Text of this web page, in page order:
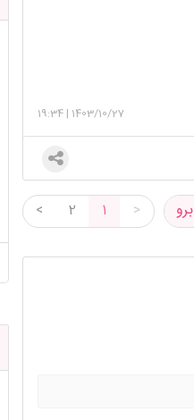
1403/10/27
|
19:34
>
1
2
< برو